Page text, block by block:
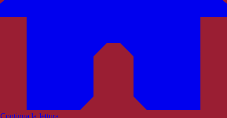
Continua la lettura